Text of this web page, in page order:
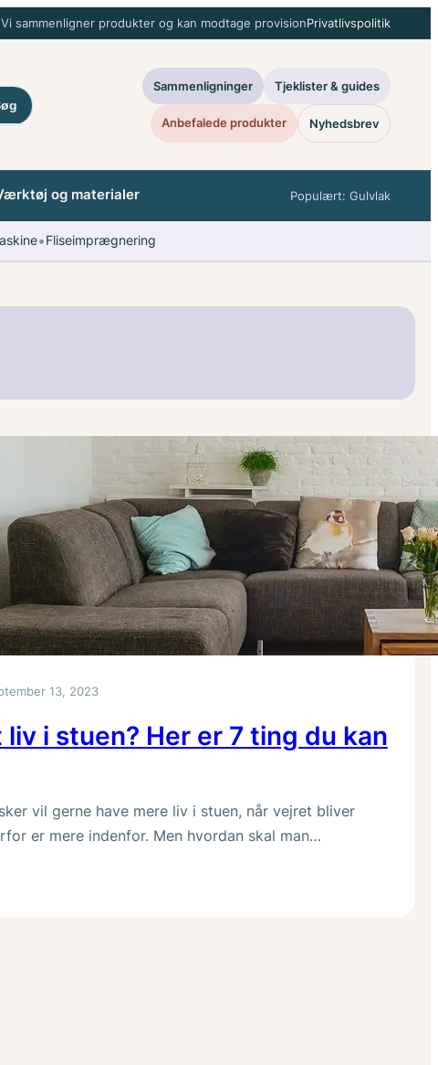
Vi sammenligner produkter og kan modtage provisionPrivatlivspolitik
Sammenligninger Tjeklister & guides
Anbefalede produkter Nyhedsbrev
og materialer Populært: Gulvlak
•Fliseimprægnering
13, 2023
liv i stuen? Her er 7 ting du kan
vil gerne have mere liv i stuen, når vejret bliver
er mere indenfor. Men hvordan skal man…